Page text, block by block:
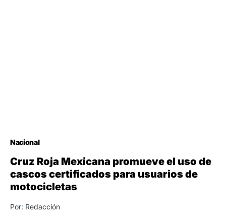
Nacional
Cruz Roja Mexicana promueve el uso de
cascos certificados para usuarios de
motocicletas
Por: Redacción